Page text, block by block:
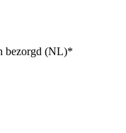
bezorgd (NL)*